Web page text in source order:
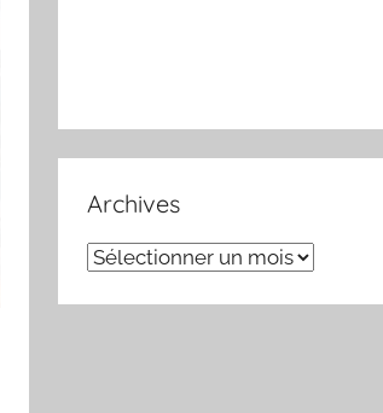
Archives
Archives